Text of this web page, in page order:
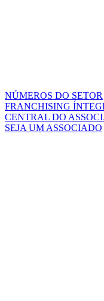
NÚMEROS DO SETOR
FRANCHISING
CENTRAL DO
SEJA UM ASSOCIADO